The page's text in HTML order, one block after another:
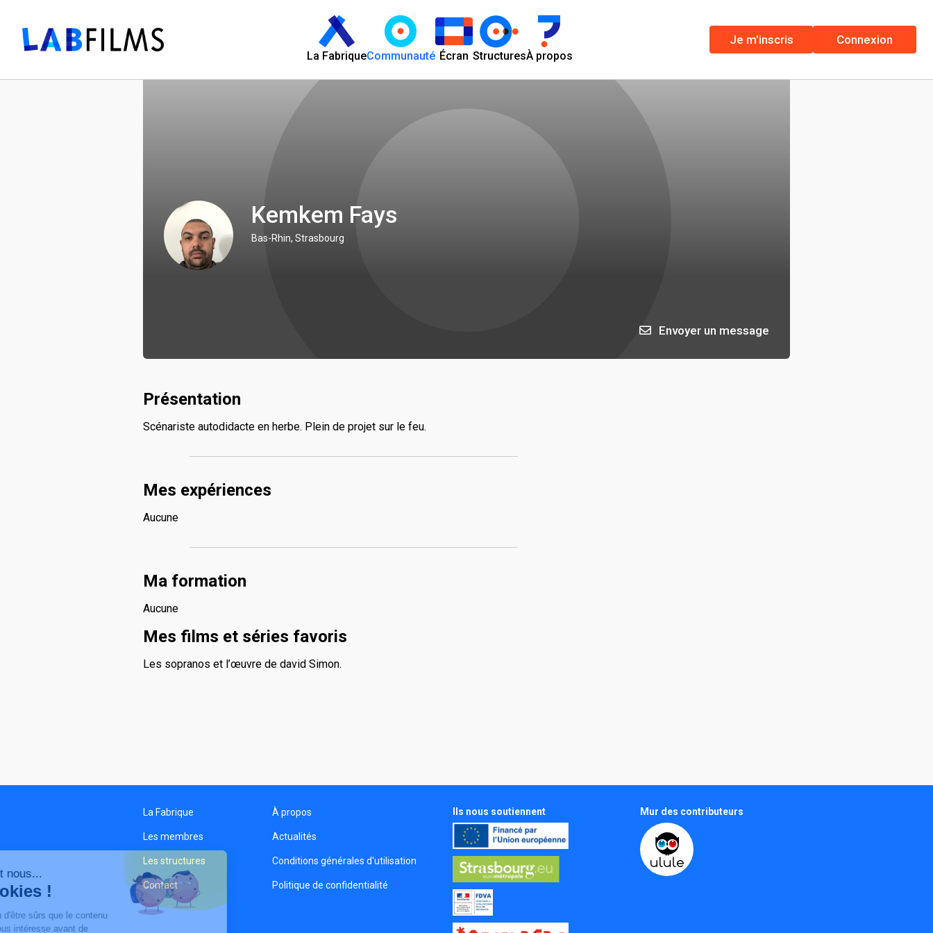
La FabriqueCommunauté Écran StructuresÀ propos
Je m'inscris Connexion
Kemkem Fays
Bas-Rhin, Strasbourg
Envoyer un message
Présentation
Scénariste autodidacte en herbe. Plein de projet sur le feu.
Mes expériences
Aucune
Ma formation
Aucune
Mes films et séries favoris
Les sopranos et l’œuvre de david Simon.
La Fabrique
Les membres
Les structures
Contact
À propos
Actualités
Conditions générales d'utilisation
Politique de confidentialité
Ils nous soutiennent Mur des contributeurs
Salut c'est nous...
les Cookies !
On a attendu d'être sûrs que le contenu
de ce site vous intéresse avant de